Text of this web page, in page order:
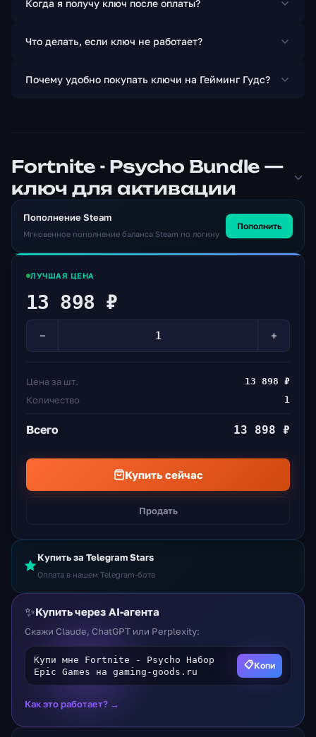
Когда я получу ключ после оплаты?
Что делать, если ключ не работает?
Почему удобно покупать ключи на Гейминг Гудс?
Fortnite - Psycho Bundle —
ключ для активации
Пополнение Steam
Мгновенное пополнение баланса Steam по логину
Пополнить
ЛУЧШАЯ ЦЕНА
13 898 ₽
− +
Цена за шт. 13 898 ₽
Количество 1
Всего 13 898 ₽
Купить сейчас
Продать
Купить за Telegram Stars
Оплата в нашем Telegram-боте
✨Купить через AI-агента
Скажи Claude, ChatGPT или Perplexity:
Купи мне Fortnite - Psycho Набор
Epic Games на gaming-goods.ru
📋Копи
Как это работает? →